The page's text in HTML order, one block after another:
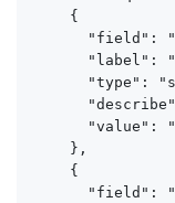
    {
"field":
"label": "
"type":
"describe":
"value":
    },
    {
"field":